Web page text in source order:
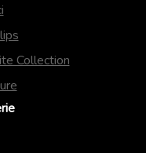
Collection